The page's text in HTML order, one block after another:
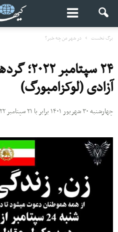
برگ نخست در شهر من چه خبر؟
۲۴
آزادی (لوکزامبورگ)
چهارشنبه ۳۰ شهریور ۱۴۰۱ برابر با ۲۱ سپتامبر ۲۰۲۲